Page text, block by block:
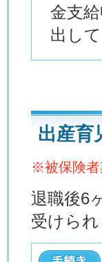
金支
出し
出産育
※被保険者
退職後6
受けられ